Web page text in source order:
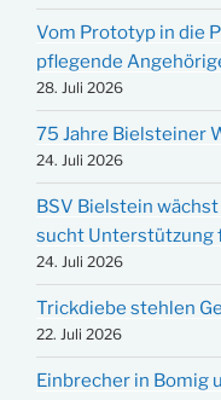
Vom Prototyp in die
pflegende
28. Juli 2026
75 Jahre Bielsteiner
24. Juli 2026
BSV Bielstein
sucht Unterstützung
24. Juli 2026
Trickdiebe stehlen
22. Juli 2026
Einbrecher in Bomig